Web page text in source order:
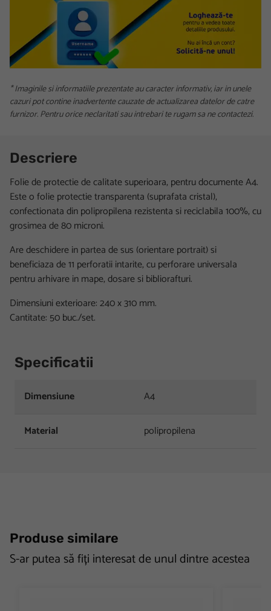
* Imaginile si informatiile prezentate au caracter informativ, iar in unele
cazuri pot contine inadvertente cauzate de actualizarea datelor de catre
furnizor. Pentru orice neclaritati sau intrebari te rugam sa ne contactezi.
Descriere
Folie de protectie de calitate superioara, pentru documente A4.
Este o folie protectie transparenta (suprafata cristal),
confectionata din polipropilena rezistenta si reciclabila 100%, cu
grosimea de 80 microni.
Are deschidere in partea de sus (orientare portrait) si
beneficiaza de 11 perforatii intarite, cu perforare universala
pentru arhivare in mape, dosare si bibliorafturi.
Dimensiuni exterioare: 240 x 310 mm.
Cantitate: 50 buc./set.
Specificatii
Dimensiune A4
Material polipropilena
Produse similare
S-ar putea să fiți interesat de unul dintre acestea